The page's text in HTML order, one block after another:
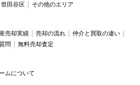
世田谷区 その他のエリア
売却実績 売却の流れ
仲介と買取の違い
問 無料売却査定
ムについて